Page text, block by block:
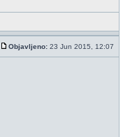
Objavljeno: 23 Jun 2015, 12:07